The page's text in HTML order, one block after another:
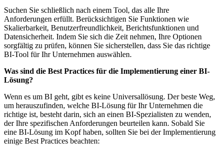
Suchen Sie schließlich nach einem Tool, das alle Ihre
Anforderungen erfüllt. Berücksichtigen Sie Funktionen wie
Skalierbarkeit, Benutzerfreundlichkeit, Berichtsfunktionen und
Datensicherheit. Indem Sie sich die Zeit nehmen, Ihre Optionen
sorgfältig zu prüfen, können Sie sicherstellen, dass Sie das richtige
BI-Tool für Ihr Unternehmen auswählen.
Was sind die Best Practices für die Implementierung einer BI-
Lösung?
Wenn es um BI geht, gibt es keine Universallösung. Der beste Weg,
um herauszufinden, welche BI-Lösung für Ihr Unternehmen die
richtige ist, besteht darin, sich an einen BI-Spezialisten zu wenden,
der Ihre spezifischen Anforderungen beurteilen kann. Sobald Sie
eine BI-Lösung im Kopf haben, sollten Sie bei der Implementierung
einige Best Practices beachten: